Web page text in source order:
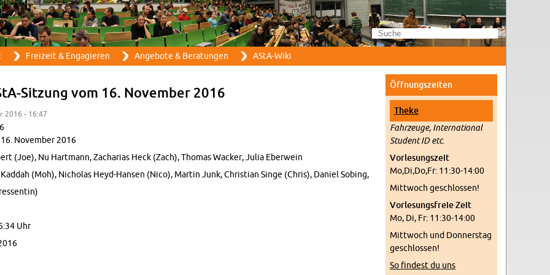
Direkt zum Inhalt
Frei­zeit & En­ga­gie­ren An­ge­bo­te & Be­ra­tun­gen AStA-Wi­ki
Sit­zung vom 16. No­vem­ber 2016
2016 - 16:47
No­vem­ber 2016
(Joe), Nu Hart­mann, Za­cha­ri­as Heck (Zach), Tho­mas Wa­cker, Julia Eber­wein
(Moh), Ni­cho­las Heyd-Han­sen (Nico), Mar­tin Junk, Chris­ti­an Singe (Chris), Da­ni­el So­bing,
Uhr
Öff­nungs­zei­ten
Theke
Fahr­zeu­ge, In­ter­na­tio­nal
Stu­dent ID etc.
Vor­le­sungs­zeit
Mo,Di,Do,Fr: 11:30-14:00
Mitt­woch ge­schlos­sen!
Vor­le­sungs­freie Zeit
Mo, Di, Fr: 11:30-14:00
Mitt­woch und Don­ners­tag
ge­schlos­sen!
So fin­dest du uns